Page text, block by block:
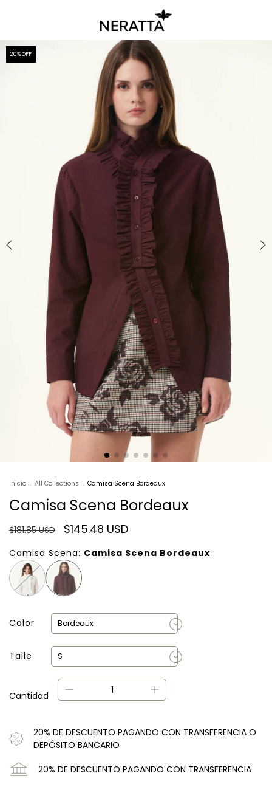
20% OFF
Inicio . All Collections . Camisa Scena Bordeaux
Camisa Scena Bordeaux
$181.85 USD $145.48 USD
Camisa Scena: Camisa Scena Bordeaux
Color
Talle
Cantidad
20% DE DESCUENTO PAGANDO CON TRANSFERENCIA O
DEPÓSITO BANCARIO
20% DE DESCUENTO PAGANDO CON TRANSFERENCIA